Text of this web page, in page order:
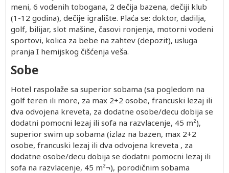
meni, 6 vodenih tobogana, 2 dečija bazena, dečiji klub
(1-12 godina), dečije igralište. Plaća se: doktor, dadilja,
golf, bilijar, slot mašine, časovi ronjenja, motorni vodeni
sportovi, kolica za bebe na zahtev (depozit), usluga
pranja I hemijskog čišćenja veša.
Sobe
Hotel raspolaže sa superior sobama (sa pogledom na
golf teren ili more, za max 2+2 osobe, francuski lezaj ili
dva odvojena kreveta, za dodatne osobe/decu dobija se
dodatni pomocni lezaj ili sofa na razvlacenje, 45 m²),
superior swim up sobama (izlaz na bazen, max 2+2
osobe, francuski lezaj ili dva odvojena kreveta , za
dodatne osobe/decu dobija se dodatni pomocni lezaj ili
sofa na razvlacenje, 45 m²¬), porodičnim sobama